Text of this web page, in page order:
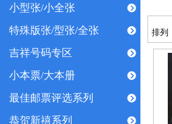
小型张/小全张
特殊版张/型张/全张
吉祥号码专区
小本票/大本册
最佳邮票评选系列
恭贺新禧系列
排列